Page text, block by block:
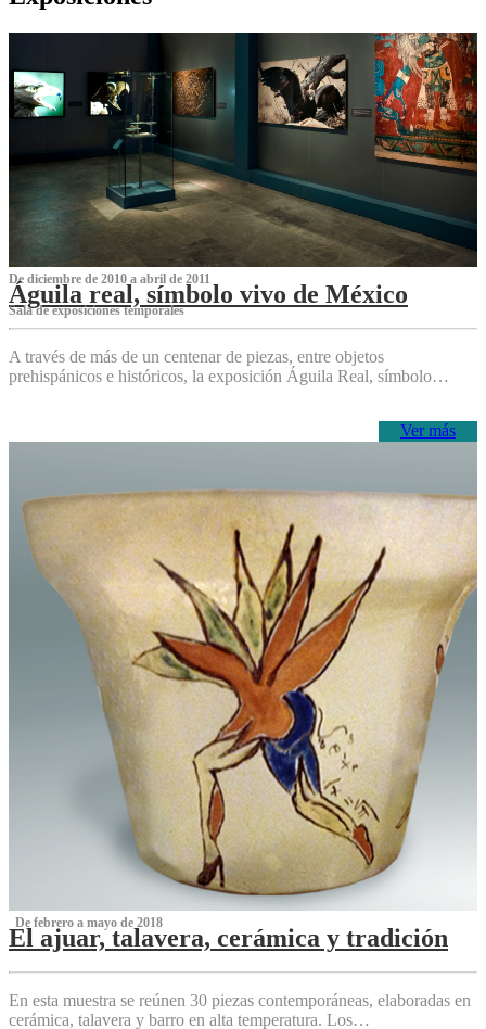
De diciembre de 2010 a abril de 2011
Águila real, símbolo vivo de México
Sala de exposiciones temporales
A través de más de un centenar de piezas, entre objetos
prehispánicos e históricos, la exposición Águila Real, símbolo…
Ver más
‌ De febrero a mayo de 2018
El ajuar, talavera, cerámica y tradición
‌
En esta muestra se reúnen 30 piezas contemporáneas, elaboradas en
cerámica, talavera y barro en alta temperatura. Los…